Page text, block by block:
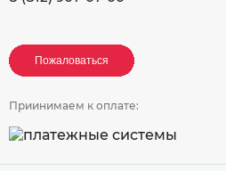
Пожаловаться
Пожаловаться
Пожаловаться
Приинимаем к оплате: